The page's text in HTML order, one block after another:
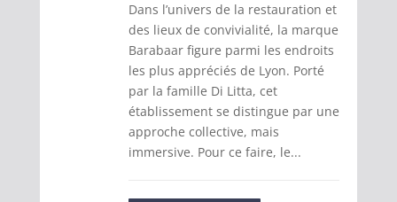
Dans l’univers de la restauration et
des lieux de convivialité, la marque
Barabaar figure parmi les endroits
les plus appréciés de Lyon. Porté
par la famille Di Litta, cet
établissement se distingue par une
approche collective, mais
immersive. Pour ce faire, le...